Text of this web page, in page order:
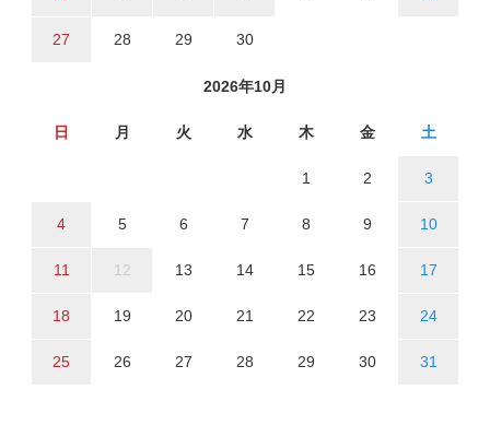
27 28 29 30
2026年10月
日 月 火 水 木 金 土
1 2 3
4 5 6 7 8 9 10
11 12 13 14 15 16 17
18 19 20 21 22 23 24
25 26 27 28 29 30 31